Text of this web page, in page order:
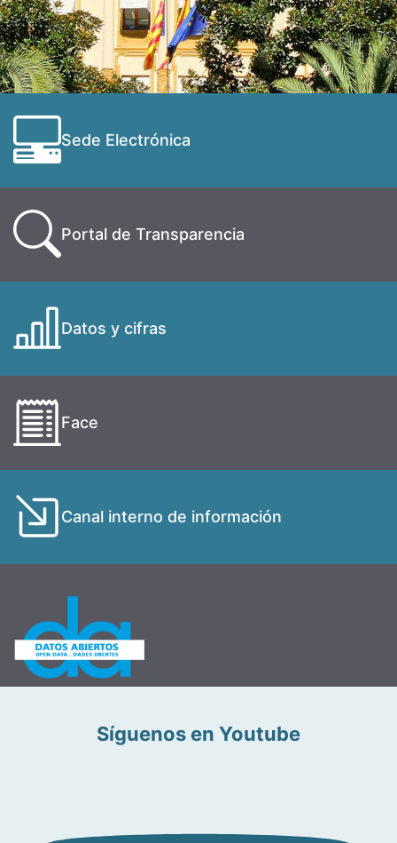
Sede Electrónica
Portal de Transparencia
Datos y cifras
Face
Canal interno de información
Síguenos en Youtube